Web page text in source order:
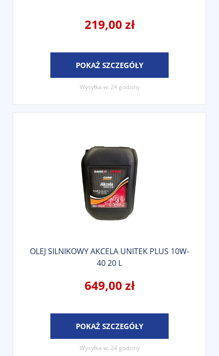
219,00 zł
POKAŻ SZCZEGÓŁY
Wysyłka w: 24 godziny
OLEJ SILNIKOWY AKCELA UNITEK PLUS 10W-
40 20 L
649,00 zł
POKAŻ SZCZEGÓŁY
Wysyłka w: 24 godziny